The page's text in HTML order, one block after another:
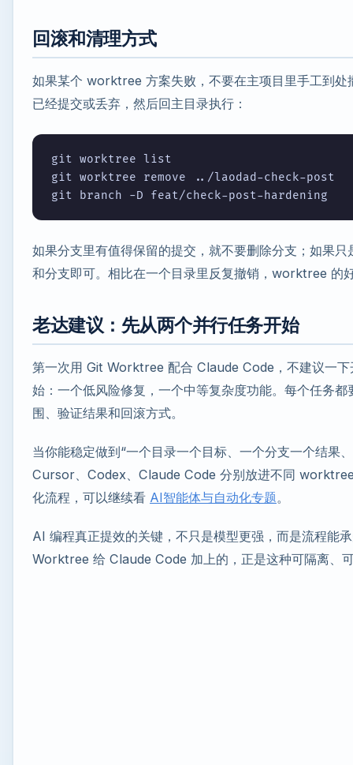
回滚和清理方式
如果某个 worktree 方案失败，不要在主项目里手工到处
已经提交或丢弃，然后回主目录执行：
git worktree list
git worktree remove ../laodad-check-post
如果分支里有值得保留的提交，就不要删除分支；如果
和分支即可。相比在一个目录里反复撤销，worktree 的
老达建议：先从两个并行任务开始
第一次用 Git Worktree 配合 Claude Code，不建议一下
始：一个低风险修复，一个中等复杂度功能。每个任务
围、验证结果和回滚方式。
当你能稳定做到“一个目录一个目标、一个分支一个结果
Cursor、Codex、Claude Code 分别放进不同
化流程，可以继续看 AI智能体与自动化专题。
AI 编程真正提效的关键，不只是模型更强，而是流程能
Worktree 给 Claude Code 加上的，正是这种可隔离、